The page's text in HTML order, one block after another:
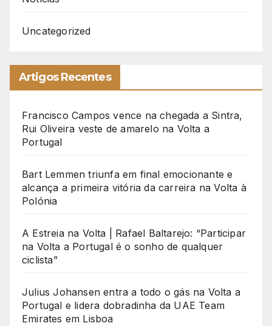
Uncategorized
Artigos Recentes
Francisco Campos vence na chegada a Sintra,
Rui Oliveira veste de amarelo na Volta a
Portugal
Bart Lemmen triunfa em final emocionante e
alcança a primeira vitória da carreira na Volta à
Polónia
A Estreia na Volta | Rafael Baltarejo: “Participar
na Volta a Portugal é o sonho de qualquer
ciclista”
Julius Johansen entra a todo o gás na Volta a
Portugal e lidera dobradinha da UAE Team
Emirates em Lisboa